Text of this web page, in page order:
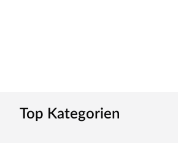
Top Kategorien